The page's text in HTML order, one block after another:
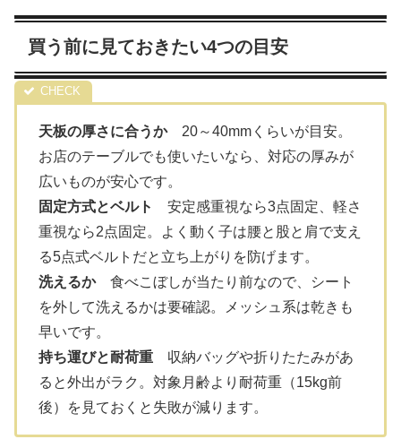
買う前に見ておきたい4つの目安
天板の厚さに合うか20～40mmくらいが目安。
お店のテーブルでも使いたいなら、対応の厚みが
広いものが安心です。
固定方式とベルト
安定感重視なら3点固定、軽さ
重視なら2点固定。よく動く子は腰と股と肩で支え
る5点式ベルトだと立ち上がりを防げます。
洗えるか食べこぼしが当たり前なので、シート
を外して洗えるかは要確認。メッシュ系は乾きも
早いです。
持ち運びと耐荷重 収納バッグや折りたたみがあ
ると外出がラク。対象月齢より耐荷重（15kg前
後）を見ておくと失敗が減ります。